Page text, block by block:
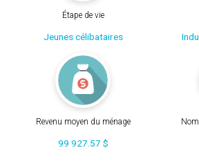
Étape de vie
Jeunes célibataires
Revenu moyen du ménage
99 927.57 $